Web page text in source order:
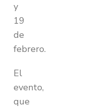
y
19
de
febrero.
El
evento,
que